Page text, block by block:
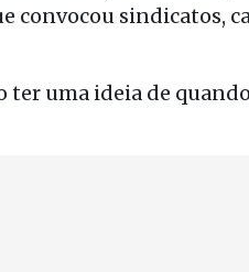
convocou sindicatos,
uma ideia de